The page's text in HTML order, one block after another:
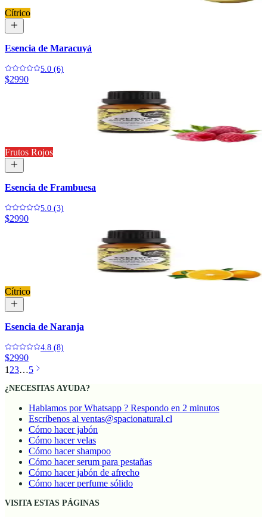
Cítrico
Esencia de Maracuyá
5.0 (6)
$2990
Frutos Rojos
Esencia de Frambuesa
5.0 (3)
$2990
Cítrico
Esencia de Naranja
4.8 (8)
$2990
1 23…5
¿NECESITAS AYUDA?
Hablamos por Whatsapp ? Respondo en 2 minutos
Escríbenos al ventas@spacionatural.cl
Cómo hacer jabón
Cómo hacer velas
Cómo hacer shampoo
Cómo hacer serum para pestañas
Cómo hacer jabón de afrecho
Cómo hacer perfume sólido
VISITA ESTAS PÁGINAS